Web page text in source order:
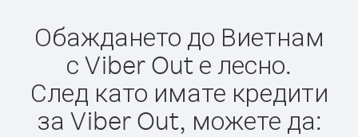
Обаждането до Виетнам
с Viber Out е лесно.
След като имате кредити
за Viber Out, можете да: